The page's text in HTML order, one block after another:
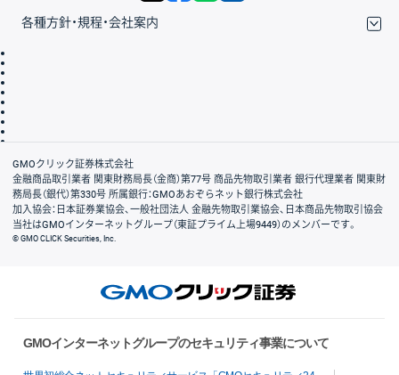
各種方針・規程・会社案内
会社案内
GMOクリック証券株式会社
金融商品取引業者 関東財務局長（金商）第77号 商品先物取引業者 銀行代理業者 関東財
務局長（銀代）第330号 所属銀行：GMOあおぞらネット銀行株式会社
加入協会：日本証券業協会、一般社団法人 金融先物取引業協会、日本商品先物取引協会
当社はGMOインターネットグループ（東証プライム上場9449）のメンバーです。
© GMO CLICK Securities, Inc.
GMOインターネットグループのセキュリティ事業について